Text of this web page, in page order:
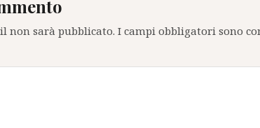
non sarà pubblicato. I campi obbligatori sono